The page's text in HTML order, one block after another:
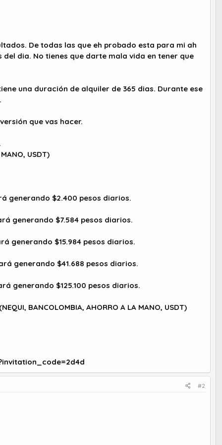
De todas las que eh probado esta para mi ah
dia. No tienes que darte mala vida en tener que
una duración de alquiler de 365 dias. Durante ese
que vas hacer.
USDT)
generando $2.400 pesos diarios.
generando $7.584 pesos diarios.
generando $15.984 pesos diarios.
generando $41.688 pesos diarios.
generando $125.100 pesos diarios.
BANCOLOMBIA, AHORRO A LA MANO, USDT)
#2